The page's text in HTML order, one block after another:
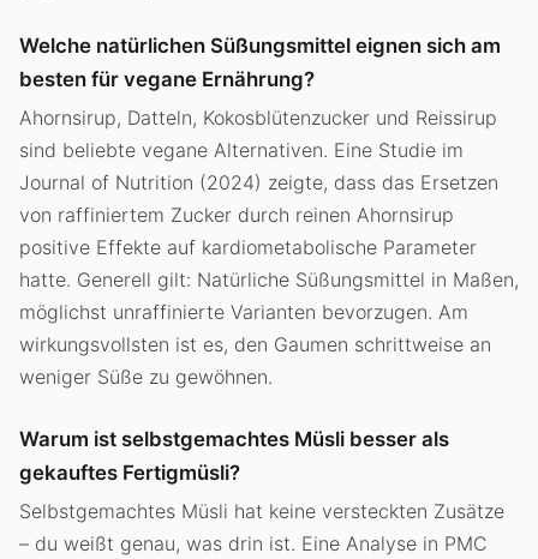
Welche natürlichen Süßungsmittel eignen sich am
besten für vegane Ernährung?
Ahornsirup, Datteln, Kokosblütenzucker und Reissirup
sind beliebte vegane Alternativen. Eine Studie im
Journal of Nutrition (2024) zeigte, dass das Ersetzen
von raffiniertem Zucker durch reinen Ahornsirup
positive Effekte auf kardiometabolische Parameter
hatte. Generell gilt: Natürliche Süßungsmittel in Maßen,
möglichst unraffinierte Varianten bevorzugen. Am
wirkungsvollsten ist es, den Gaumen schrittweise an
weniger Süße zu gewöhnen.
Warum ist selbstgemachtes Müsli besser als
gekauftes Fertigmüsli?
Selbstgemachtes Müsli hat keine versteckten Zusätze
– du weißt genau, was drin ist. Eine Analyse in PMC